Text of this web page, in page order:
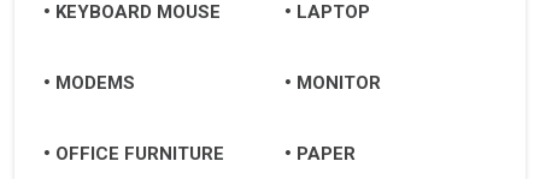
KEYBOARD MOUSE LAPTOP
MODEMS MONITOR
OFFICE FURNITURE PAPER